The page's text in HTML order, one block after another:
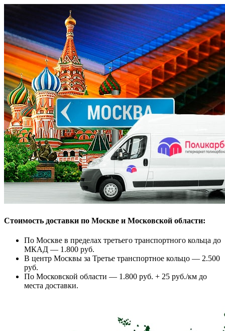
Стоимость доставки по Москве и Московской области:
По Москве в пределах третьего транспортного кольца до
МКАД — 1.800 руб.
В центр Москвы за Третье транспортное кольцо — 2.500
руб.
По Московской области — 1.800 руб. + 25 руб./км до
места доставки.